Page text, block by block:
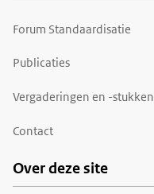
Forum Standaardisatie
Publicaties
Vergaderingen en -stukken
Contact
Over deze site